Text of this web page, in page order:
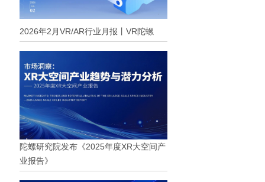
2026年2月VR/AR行业月报丨VR陀螺
陀螺研究院发布《2025年度XR大空间产
业报告》